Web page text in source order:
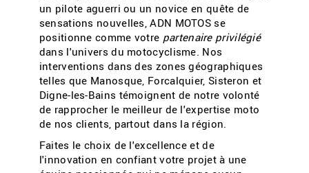
un pilote aguerri ou un novice en quête de
sensations nouvelles, ADN MOTOS se
positionne comme votre partenaire privilégié
dans l'univers du motocyclisme. Nos
interventions dans des zones géographiques
telles que Manosque, Forcalquier, Sisteron et
Digne-les-Bains témoignent de notre volonté
de rapprocher le meilleur de l'expertise moto
de nos clients, partout dans la région.
Faites le choix de l'excellence et de
l'innovation en confiant votre projet à une